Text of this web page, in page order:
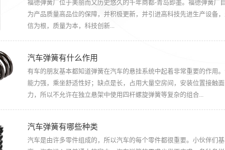
福德弹簧厂位于美丽而又历史悠久的千年商都-青岛即墨。福德弹簧
为产品质量高品位的保障，并积极更新，并引进高科技先进生产设备
信为根，质量为本，科技创新...
汽车弹簧有什么作用
有车的朋友基本都知道弹簧在汽车的悬挂系统中起着非常重要的作用
能力强，乘坐舒适性好；缺点是长，占用大量空房间，安装位置接触
力，所以不允许在独立悬架中使用四杆螺旋弹簧等复杂的组合...
汽车弹簧有哪些种类
汽车是由许多零件组成的，所以汽车的每个零件都很重要。小伙伴们